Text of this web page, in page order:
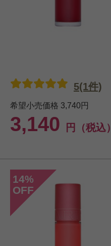
希望小売価格 3,740円
3,140 円（税込）
5(1件)
14%
OFF